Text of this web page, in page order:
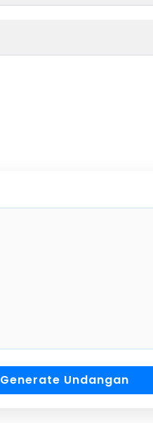
Generate Undangan